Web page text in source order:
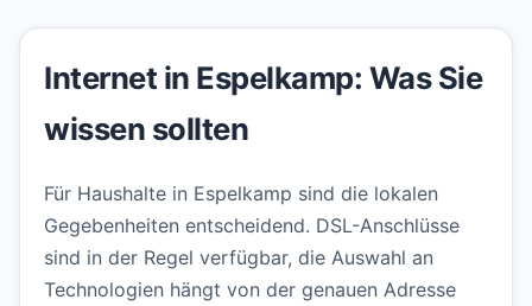
Internet in Espelkamp: Was Sie
wissen sollten
Für Haushalte in Espelkamp sind die lokalen
Gegebenheiten entscheidend. DSL-Anschlüsse
sind in der Regel verfügbar, die Auswahl an
Technologien hängt von der genauen Adresse